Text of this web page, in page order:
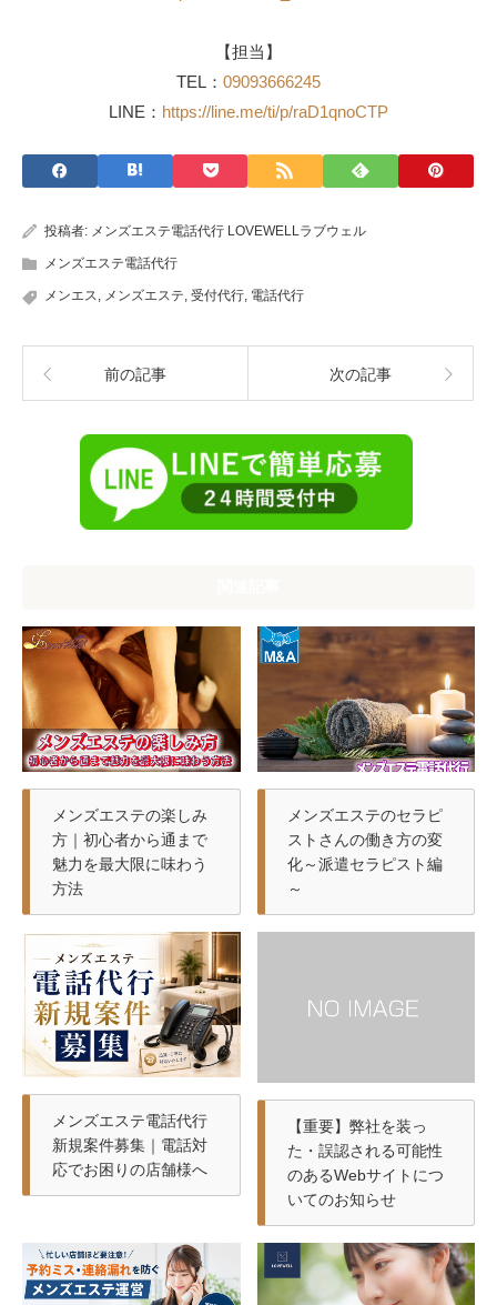
【担当】
TEL： 09093666245
LINE： https://line.me/ti/p/raD1qnoCTP
投稿者: メンズエステ電話代行 LOVEWELLラブウェル
メンズエステ電話代行
メンエス メンズエステ 受付代行 電話代行
前の記事 次の記事
メンズエステの楽しみ
方｜初心者から通まで
魅力を最大限に味わう
方法
メンズエステのセラピ
ストさんの働き方の変
化～派遣セラピスト編
～
メンズエステ電話代行
新規案件募集｜電話対
応でお困りの店舗様へ
【重要】弊社を装っ
た・誤認される可能性
のあるWebサイトにつ
いてのお知らせ